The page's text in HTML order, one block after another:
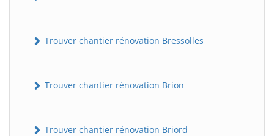
Trouver chantier rénovation Bressolles
Trouver chantier rénovation Brion
Trouver chantier rénovation Briord